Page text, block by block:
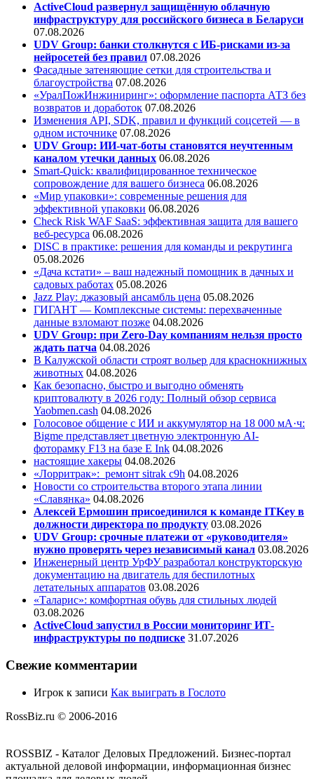
ActiveCloud развернул защищённую облачную
инфраструктуру для российского бизнеса в Беларуси
07.08.2026
UDV Group: банки столкнутся с ИБ-рисками из-за
нейросетей без правил 07.08.2026
Фасадные затеняющие сетки для строительства и
благоустройства 07.08.2026
«УралПожИнжиниринг»: оформление паспорта АТЗ без
возвратов и доработок 07.08.2026
Изменения API, SDK, правил и функций соцсетей — в
одном источнике 07.08.2026
UDV Group: ИИ-чат-боты становятся неучтенным
каналом утечки данных 06.08.2026
Smart-Quick: квалифицированное техническое
сопровождение для вашего бизнеса 06.08.2026
«Мир упаковки»: современные решения для
эффективной упаковки 06.08.2026
Check Risk WAF SaaS: эффективная защита для вашего
веб-ресурса 06.08.2026
DISC в практике: решения для команды и рекрутинга
05.08.2026
«Дача кстати» – ваш надежный помощник в дачных и
садовых работах 05.08.2026
Jazz Play: джазовый ансамбль цена 05.08.2026
ГИГАНТ — Комплексные системы: перехваченные
данные взломают позже 04.08.2026
UDV Group: при Zero-Day компаниям нельзя просто
ждать патча 04.08.2026
В Калужской области строят вольер для краснокнижных
животных 04.08.2026
Как безопасно, быстро и выгодно обменять
криптовалюту в 2026 году: Полный обзор сервиса
Yaobmen.cash 04.08.2026
Голосовое общение с ИИ и аккумулятор на 18 000 мА·ч:
Bigme представляет цветную электронную AI-
фоторамку F13 на базе E Ink 04.08.2026
настоящие хакеры 04.08.2026
«Лорритрак»: ремонт sitrak c9h 04.08.2026
Новости со строительства второго этапа линии
«Славянка» 04.08.2026
Алексей Ермошин присоединился к команде ITKey в
должности директора по продукту 03.08.2026
UDV Group: срочные платежи от «руководителя»
нужно проверять через независимый канал 03.08.2026
Инженерный центр УрФУ разработал конструкторскую
документацию на двигатель для беспилотных
летательных аппаратов 03.08.2026
«Таларис»: комфортная обувь для стильных людей
03.08.2026
ActiveCloud запустил в России мониторинг ИТ-
инфраструктуры по подписке 31.07.2026
Свежие комментарии
Игрок к записи Как выиграть в Гослото
RossBiz.ru © 2006-2016
ROSSBIZ - Каталог Деловых Предложений. Бизнес-портал
актуальной деловой информации, информационная бизнес